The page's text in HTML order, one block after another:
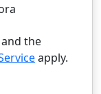
and the
apply.